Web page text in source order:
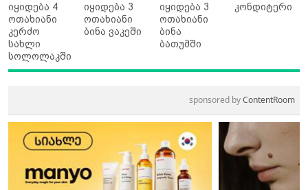
იყიდება 4
ოთახიანი
კერძო
სახლი
სოლოლაკში
იყიდება 3
ოთახიანი
ბინა ვაკეში
იყიდება 3
ოთახიანი
ბინა
ბათუმში
კონდიტერი
sponsored byContentRoom